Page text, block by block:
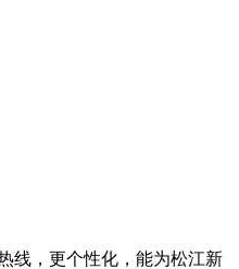
线，更个性化，能为松江新